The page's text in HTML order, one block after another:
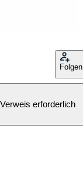
Folgen
erforderlich